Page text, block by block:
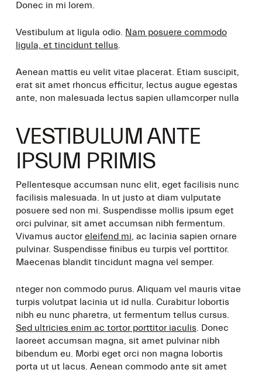
Donec in mi lorem.
Vestibulum at ligula odio. Nam posuere commodo
ligula, et tincidunt tellus.
Aenean mattis eu velit vitae placerat. Etiam suscipit,
erat sit amet rhoncus efficitur, lectus augue egestas
ante, non malesuada lectus sapien ullamcorper nulla
VESTIBULUM ANTE
IPSUM PRIMIS
Pellentesque accumsan nunc elit, eget facilisis nunc
facilisis malesuada. In ut justo at diam vulputate
posuere sed non mi. Suspendisse mollis ipsum eget
orci pulvinar, sit amet accumsan nibh fermentum.
Vivamus auctor eleifend mi, ac lacinia sapien ornare
pulvinar. Suspendisse finibus eu turpis vel porttitor.
Maecenas blandit tincidunt magna vel semper.
nteger non commodo purus. Aliquam vel mauris vitae
turpis volutpat lacinia ut id nulla. Curabitur lobortis
nibh eu nunc pharetra, ut fermentum tellus cursus.
Sed ultricies enim ac tortor porttitor iaculis. Donec
laoreet accumsan magna, sit amet pulvinar nibh
bibendum eu. Morbi eget orci non magna lobortis
porta ut ut lacus. Aenean commodo ante sit amet